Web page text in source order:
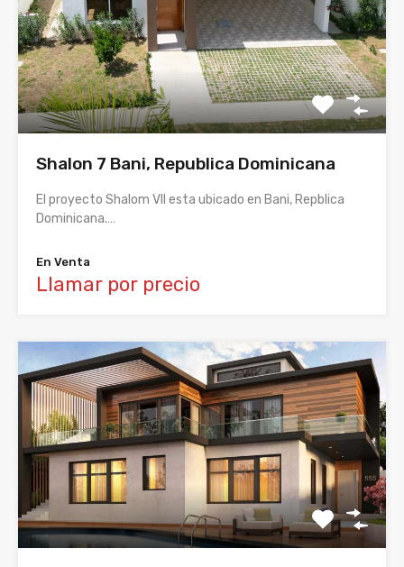
Shalon 7 Bani, Republica Dominicana
El proyecto Shalom VII esta ubicado en Bani, Repblica
Dominicana.…
En Venta
Llamar por precio